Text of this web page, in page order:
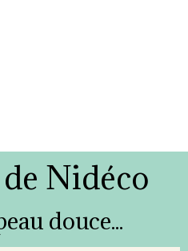
Nidéco
douce...